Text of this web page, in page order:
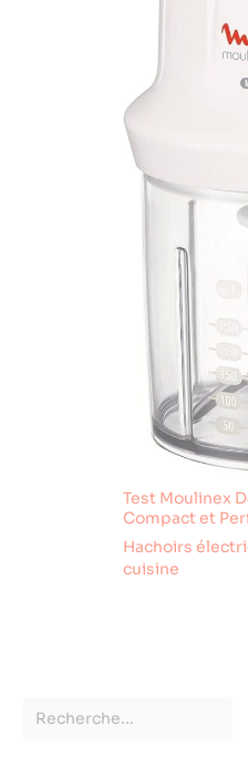
Test Moulinex
Compact et
Hachoirs
cuisine